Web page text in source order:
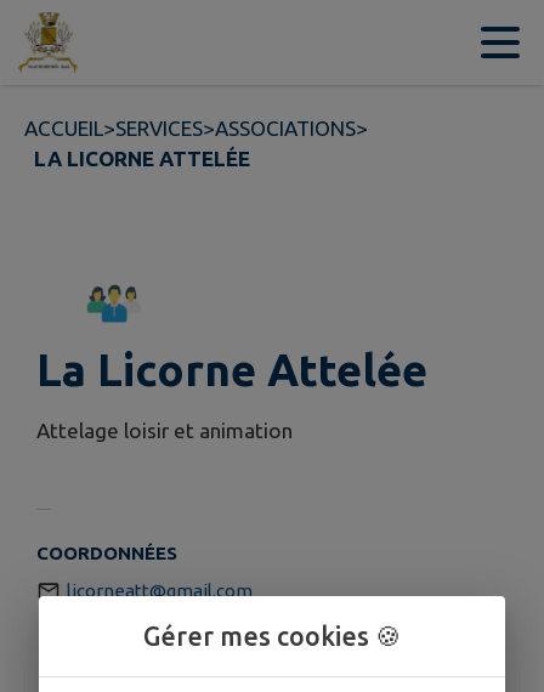
Contenu
ACCUEIL>SERVICES>ASSOCIATIONS>
LA LICORNE ATTELÉE
La Licorne Attelée
Attelage loisir et animation
COORDONNÉES
licorneatt@gmail.com
06 89 50 50 45Gérer mes cookies 🍪